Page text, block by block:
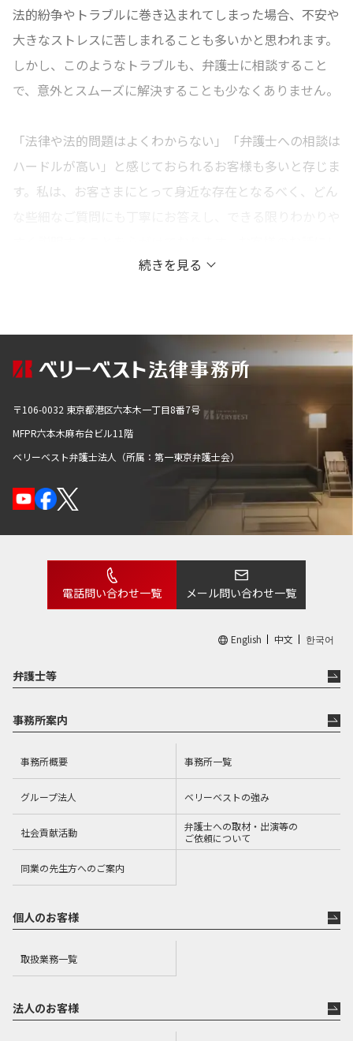
法的紛争やトラブルに巻き込まれてしまった場合、不安や
大きなストレスに苦しまれることも多いかと思われます。
しかし、このようなトラブルも、弁護士に相談すること
で、意外とスムーズに解決することも少なくありません。
「法律や法的問題はよくわからない」「弁護士への相談は
ハードルが高い」と感じておられるお客様も多いと存じま
す。私は、お客さまにとって身近な存在となるべく、どん
っかりと耳を傾け、お客様の悩みや不安を少しでも取り除
弁護士にご相談・ご依頼されることは、一生に一度の重大
な出来事かもしれません。その重みを常に意識して真摯に
いたします。どうぞお一人で悩まれずに、お気軽にご相談
ください。
仕事をする上で心がけていること
お客様の一番の味方として、常にお客様の心に寄り添い、
情熱を持ってお一人ずつ迅速かつ丁寧に対応することを心
がけております。
お客様が抱えるトラブルと正面から向き合い、お客様の不
安やストレスを解消して、最善の解決がもたらせるように
続きを見る
〒106-0032 東京都港区六本木一丁目8番7号
MFPR六本木麻布台ビル11階
ベリーベスト弁護士法人（所属：第一東京弁護士会）
電話問い合わせ一覧 メール問い合わせ一覧
English 中文 한국어
弁護士等
事務所案内
事務所概要 事務所一覧
グループ法人 ベリーベストの強み
社会貢献活動
弁護士への取材・出演等の
ご依頼について
同業の先生方へのご案内
個人のお客様
取扱業務一覧
法人のお客様